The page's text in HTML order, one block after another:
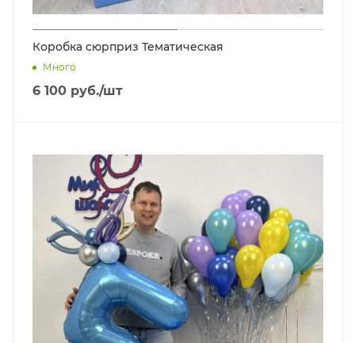
Коробка сюрприз Тематическая
Много
6 100 руб./шт